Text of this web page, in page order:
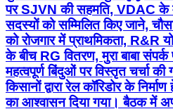
पर SJVN की सहमति, VDAC के
सदस्यों को सम्मिलित किए जाने,
को रोजगार में प्राथमिकता, R&R
के बीच RG वितरण, मुरा बाबा
महत्वपूर्ण बिंदुओं पर विस्तृत चर्चा
किसानों द्वारा रेल कॉरिडोर के
का आश्वासन दिया गया। बैठक में